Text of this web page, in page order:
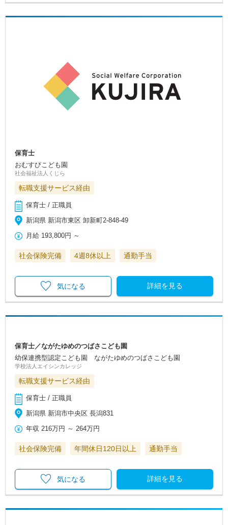
保育士
おむすびこども園
社会福祉法人くじら
転職支援サービス経由
保育士 / 正職員
新潟県 新潟市東区 卸新町2-848-49
月給 193,800円 ～
社会保険完備 4週8休以上 通勤手当
詳細を見る
気になる
保育士／ながたゆめのつばさこども園
幼保連携型認定こども園 ながたゆめのつばさこども園
学校法人エイシンカレッジ
転職支援サービス経由
保育士 / 正職員
新潟県 新潟市中央区 長潟831
年収 216万円 ～ 264万円
社会保険完備 年間休日120日以上 通勤手当
詳細を見る
気になる